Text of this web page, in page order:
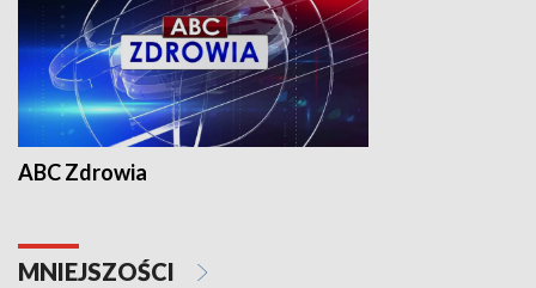
ABC Zdrowia
MNIEJSZOŚCI